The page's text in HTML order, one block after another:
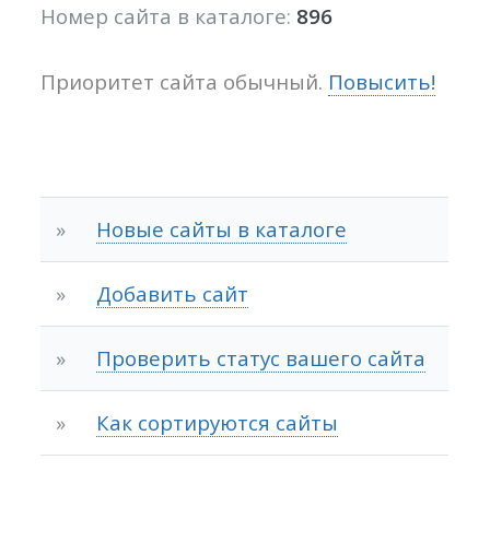
Номер сайта в каталоге: 896
Приоритет сайта обычный. Повысить!
» Новые сайты в каталоге
» Добавить сайт
» Проверить статус вашего сайта
» Как сортируются сайты